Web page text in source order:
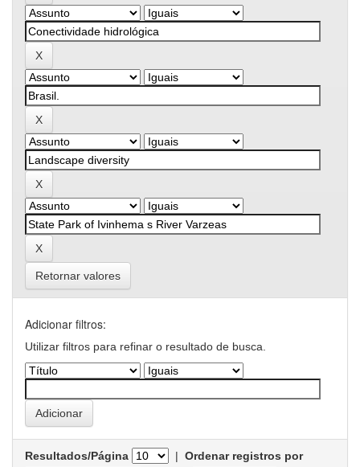
Retornar valores
Adicionar filtros:
Utilizar filtros para refinar o resultado de busca.
Resultados/Página | Ordenar registros por